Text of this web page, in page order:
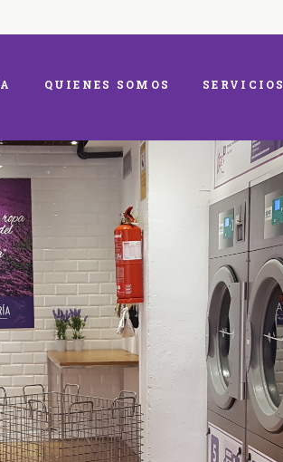
QUIENES SOMOS SERVICIOS